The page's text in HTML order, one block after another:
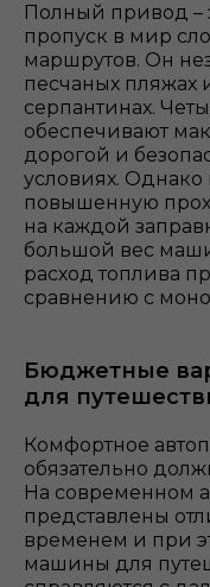
Полный привод –
пропуск в мир
маршрутов. Он
песчаных пляжах
серпантинах.
обеспечивают
дорогой и
условиях. Однако
повышенную
на каждой
большой вес
расход топлива
сравнению с
Бюджетные
для
Комфортное
обязательно
На современном
представлены
временем и при
машины для